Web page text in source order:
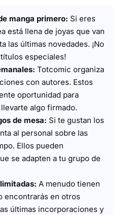
manga primero: Si eres
está llena de joyas que van
las últimas novedades. ¡No
especiales!
Totcomic organiza
con autores. Estos
oportunidad para
algo firmado.
de mesa: Si te gustan los
al personal sobre las
Ellos pueden
se adapten a tu grupo de
A menudo tienen
encontrarás en otros
últimas incorporaciones y